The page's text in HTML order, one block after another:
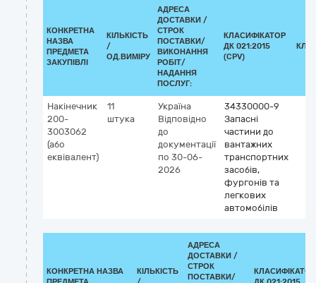
КОНКРЕТНА
НАЗВА
ПРЕДМЕТА
ЗАКУПІВЛІ
КІЛЬКІСТЬ
/
ОД.ВИМІРУ
АДРЕСА
ДОСТАВКИ /
СТРОК
ПОСТАВКИ/
ВИКОНАННЯ
РОБІТ/
НАДАННЯ
ПОСЛУГ:
КЛАСИФІКАТОР
ДК 021:2015
(CPV)
Накінечник
200-
3003062
(або
еквівалент)
11
штука
Україна
Відповідно
до
документації
по 30-06-
2026
34330000-9
Запасні
частини до
вантажних
транспортних
засобів,
фургонів та
легкових
автомобілів
КОНКРЕТНА НАЗВА
КІЛЬКІСТЬ
АДРЕСА
ДОСТАВКИ /
СТРОК
ПОСТАВКИ/
КЛАСИФІКАТОР